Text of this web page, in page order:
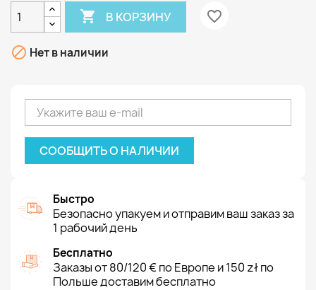
 В КОРЗИНУ favorite_border
 Нет в наличии
СООБЩИТЬ О НАЛИЧИИ
Быстро
Безопасно упакуем и отправим ваш заказ за
1 рабочий день
Бесплатно
Заказы от 80/120 € по Европе и 150 zł по
Польше доставим бесплатно